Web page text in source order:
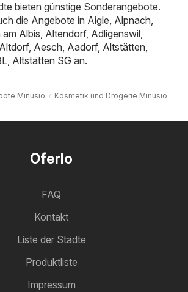
bieten günstige Sonderangebote.
die Angebote in Aigle, Alpnach,
Albis, Altendorf, Adligenswil,
Altdorf, Aesch, Aadorf, Altstätten,
, Altstätten SG an.
Minusio Kosmetik und Drogerie Minusio
Oferlo
FAQ
Kontakt
Liste der Städte
Produktliste
Impressum